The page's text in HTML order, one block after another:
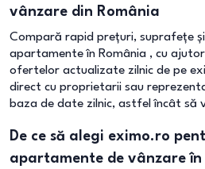
vânzare din România
Compară rapid prețuri, suprafețe
apartamente în România , cu
ofertelor actualizate zilnic de pe
direct cu proprietarii sau
baza de date zilnic, astfel încât să
De ce să alegi eximo.ro
apartamente de vânzare în